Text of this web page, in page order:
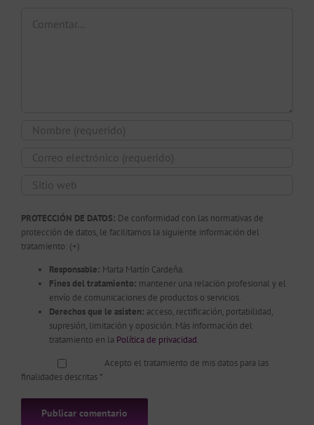
PROTECCIÓN DE DATOS: De conformidad con las normativas de
protección de datos, le facilitamos la siguiente información del
tratamiento: (+)
Responsable: Marta Martín Cardeña.
Fines del tratamiento: mantener una relación profesional y el
envío de comunicaciones de productos o servicios.
Derechos que le asisten: acceso, rectificación, portabilidad,
supresión, limitación y oposición. Más información del
tratamiento en la Política de privacidad.
Acepto el tratamiento de mis datos para las
finalidades descritas *